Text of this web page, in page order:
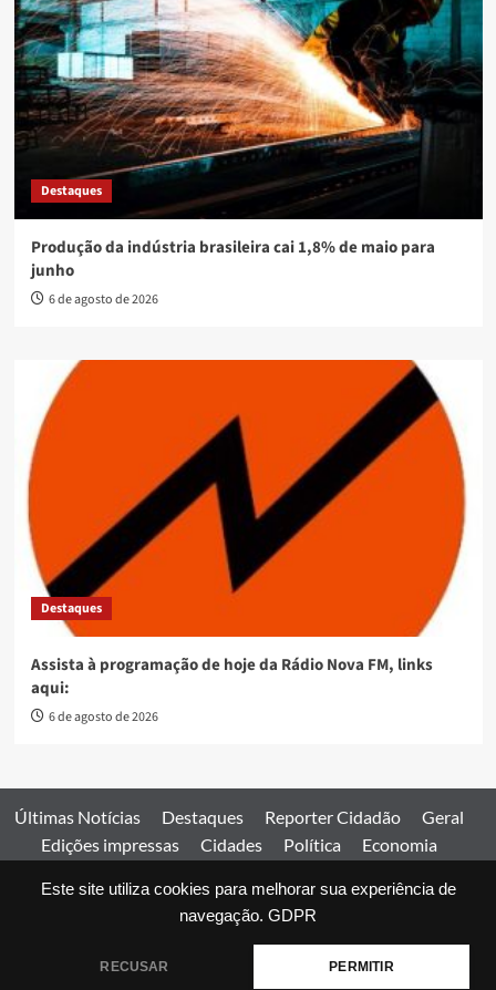
Este site utiliza cookies para melhorar sua experiência de
navegação. GDPR
RECUSAR PERMITIR
Destaques
Produção da indústria brasileira cai 1,8% de maio para
junho
6 de agosto de 2026
Destaques
Assista à programação de hoje da Rádio Nova FM, links
aqui:
6 de agosto de 2026
Últimas Notícias Destaques Reporter Cidadão
Geral
Edições impressas
Cidades Política
Economia
Comercial
Edições impressas Expediente Home
© 2026 Jornal Estado de Goiás. Todos os direitos reservados.